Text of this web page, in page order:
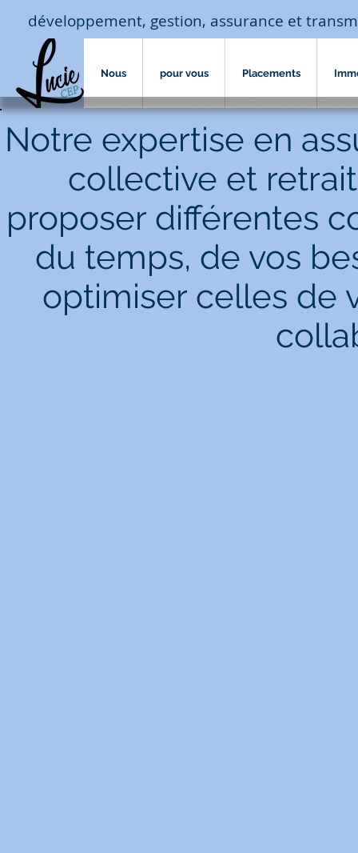
développement, gestion, assurance et
Nous pour vous Placements
Notre expertise en
collective et
proposer différentes
du temps, de vos
optimiser celles de